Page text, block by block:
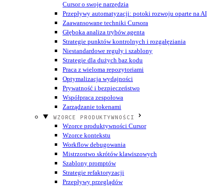
Cursor o swoje narzędzia
Przepływy automatyzacji: potoki rozwoju oparte na AI
Zaawansowane techniki Cursora
Głęboka analiza trybów agenta
Strategie punktów kontrolnych i rozgałęziania
Niestandardowe reguły i szablony
Strategie dla dużych baz kodu
Praca z wieloma repozytoriami
Optymalizacja wydajności
Prywatność i bezpieczeństwo
Współpraca zespołowa
Zarządzanie tokenami
WZORCE PRODUKTYWNOŚCI
Wzorce produktywności Cursor
Wzorce kontekstu
Workflow debugowania
Mistrzostwo skrótów klawiszowych
Szablony promptów
Strategie refaktoryzacji
Przepływy przeglądów